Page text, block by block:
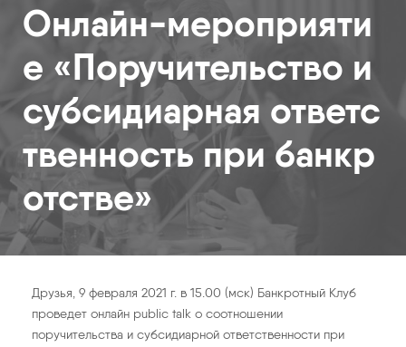
Онлайн-мероприяти
е «Поручительство и
субсидиарная ответс
твенность при банкр
отстве»
Друзья, 9 февраля 2021 г. в 15.00 (мск) Банкротный Клуб
проведет онлайн public talk о соотношении
поручительства и субсидиарной ответственности при